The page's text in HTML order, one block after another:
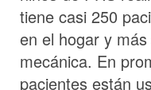
tiene casi 250
en el hogar y
mecánica. En
pacientes están